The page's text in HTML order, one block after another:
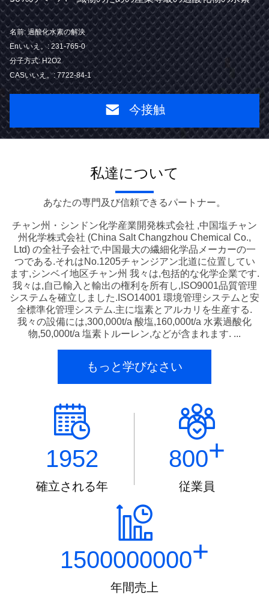
名前: 過酸化水素の解決
Enいいえ。: 231-765-0
分子方式: H2O2
CASいいえ。: 7722-84-1
今接触
私達について
あなたの専門及び信頼できるパートナー。
チャン州・シンドン化学産業開発株式会社 ,中国塩チャン
州化学株式会社 (China Salt Changzhou Chemical Co.,
Ltd) の全社子会社で,中国最大の繊細化学品メーカーの一
つである.それはNo.1205チャンジアン北道に位置してい
ます,シンベイ地区チャン州 我々は,包括的な化学企業です.
我々は,自己輸入と輸出の権利を所有し,ISO9001品質管理
システムを確立しました.ISO14001 環境管理システムと安
全標準化管理システム.主に塩素とアルカリを生産する.
我々の設備には,300,000t/a 酸塩,160,000t/a 水素過酸化
物,50,000t/a 塩素トルーレン,などが含まれます. ...
もっと学びなさい
1952
確立される年
800+
従業員
1500000000+
年間売上